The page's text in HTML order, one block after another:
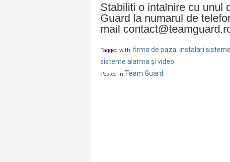
Stabiliti o intalnire cu unul
Guard la numarul de
mail
Tagged with: firma de paza, instalari
sisteme alarma și video
Posted in Team Guard